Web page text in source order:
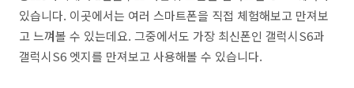
있습니다. 이곳에서는 여러 스마트폰을 직접 체험해보고 만져보
고 느껴볼 수 있는데요. 그중에서도 가장 최신폰인 갤럭시S6과
갤럭시S6 엣지를 만져보고 사용해볼 수 있습니다.